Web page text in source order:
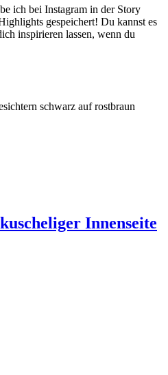
ich bei Instagram in der Story
gespeichert! Du kannst es
inspirieren lassen, wenn du
schwarz auf rostbraun
Innenseite